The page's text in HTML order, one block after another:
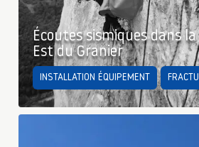
Écoutes sismiques dans
Est du Granier
INSTALLATION ÉQUIPEMENT